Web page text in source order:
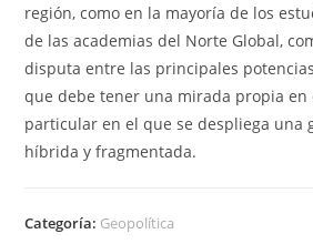
región, como en la mayoría de los
de las academias del Norte Global,
disputa entre las principales
que debe tener una mirada propia en
particular en el que se despliega una
híbrida y fragmentada.
Categoría: Geopolítica